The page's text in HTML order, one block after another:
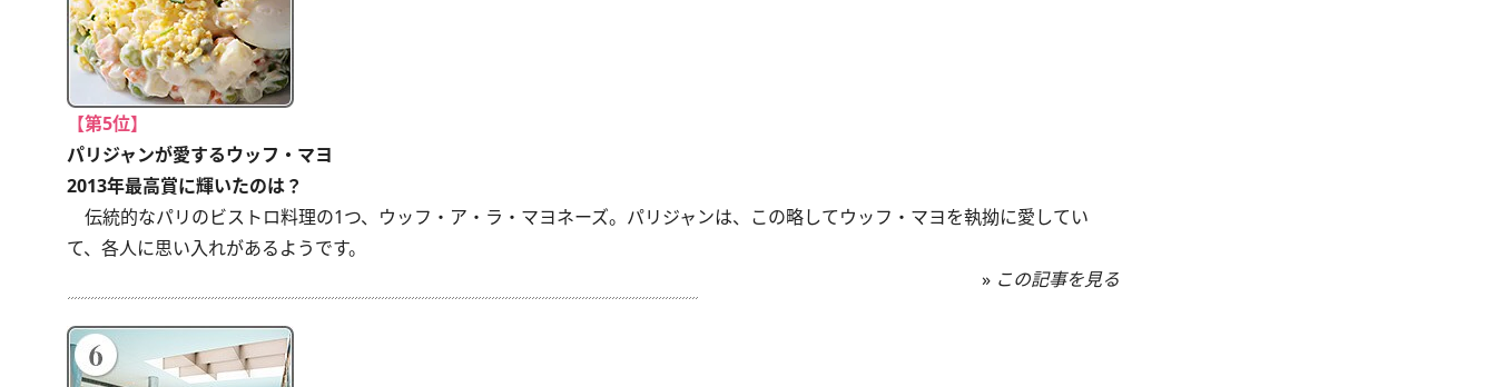
【第5位】
パリジャンが愛するウッフ・マヨ
2013年最高賞に輝いたのは？
伝統的なパリのビストロ料理の1つ、ウッフ・ア・ラ・マヨネーズ。パリジャンは、この略してウッフ・マヨを執拗に愛してい
て、各人に思い入れがあるようです。
» この記事を見る